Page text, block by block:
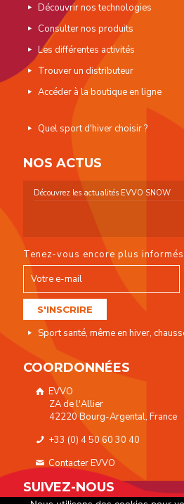
Découvrir nos technologies
Consulter nos produits
Les différentes activités
Trouver un distributeur
Accéder à la boutique en ligne
Quel sport d'hiver choisir ?
NOS ACTUS
Découvrez les actualités EVVO SNOW
Tenez-vous encore plus
Sport santé, même en hiver,
COORDONNÉES
EVVO
ZA de l'Allier
42220 Bourg-Argental, France
+33 (0) 4 50 60 30 40
Contacter EVVO
SUIVEZ-NOUS